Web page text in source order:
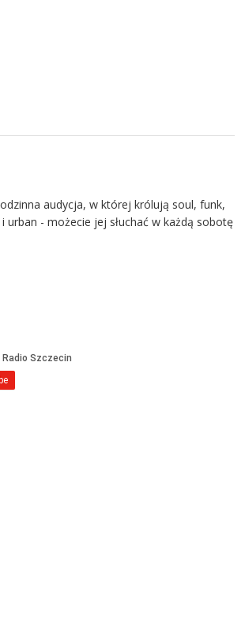
audycja, w której królują soul, funk,
urban - możecie jej słuchać w każdą sobotę